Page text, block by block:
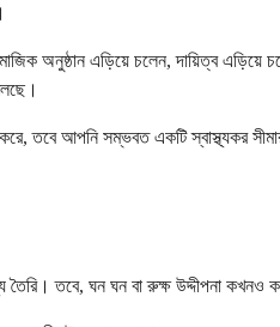
অনুষ্ঠান এড়িয়ে চলেন, দায়িত্ব এড়িয়ে
তবে আপনি সম্ভবত একটি স্বাস্থ্যকর
তবে, ঘন ঘন বা রুক্ষ উদ্দীপনা কখনও